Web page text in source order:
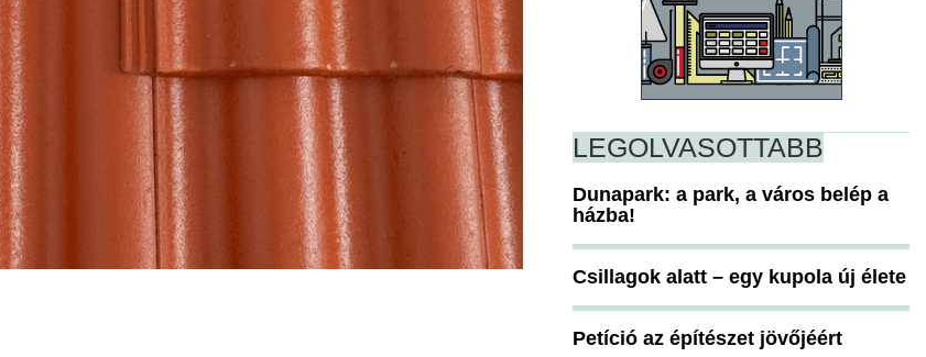
LEGOLVASOTTABB
Dunapark: a park, a város belép a
házba!
Csillagok alatt – egy kupola új élete
Petíció az építészet jövőjéért